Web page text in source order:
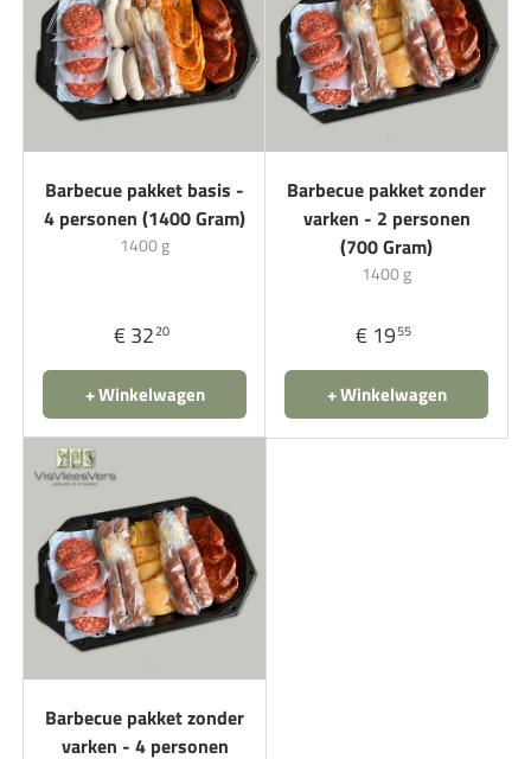
Barbecue pakket basis -
4 personen (1400 Gram)
1400 g
€ 3220
+ Winkelwagen
Barbecue pakket zonder
varken - 2 personen
(700 Gram)
1400 g
€ 1955
+ Winkelwagen
Barbecue pakket zonder
varken - 4 personen